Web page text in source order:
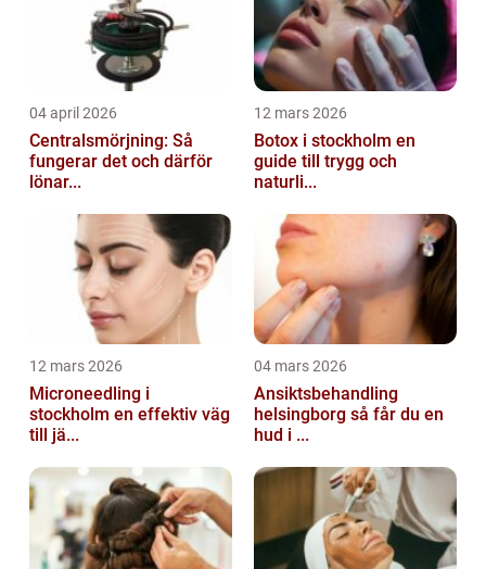
04 april 2026
Centralsmörjning: Så
fungerar det och därför
lönar...
12 mars 2026
Botox i stockholm en
guide till trygg och
naturli...
12 mars 2026
Microneedling i
stockholm en effektiv väg
till jä...
04 mars 2026
Ansiktsbehandling
helsingborg så får du en
hud i ...